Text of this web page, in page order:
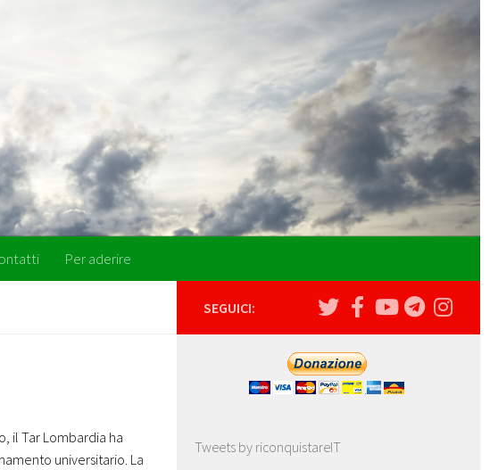
Per aderire
il Tar Lombardia ha
universitario. La
SEGUICI:
Tweets by riconquistareIT